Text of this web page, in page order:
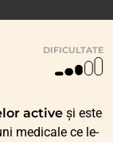
DIFICULTATE
active și este
medicale ce le-